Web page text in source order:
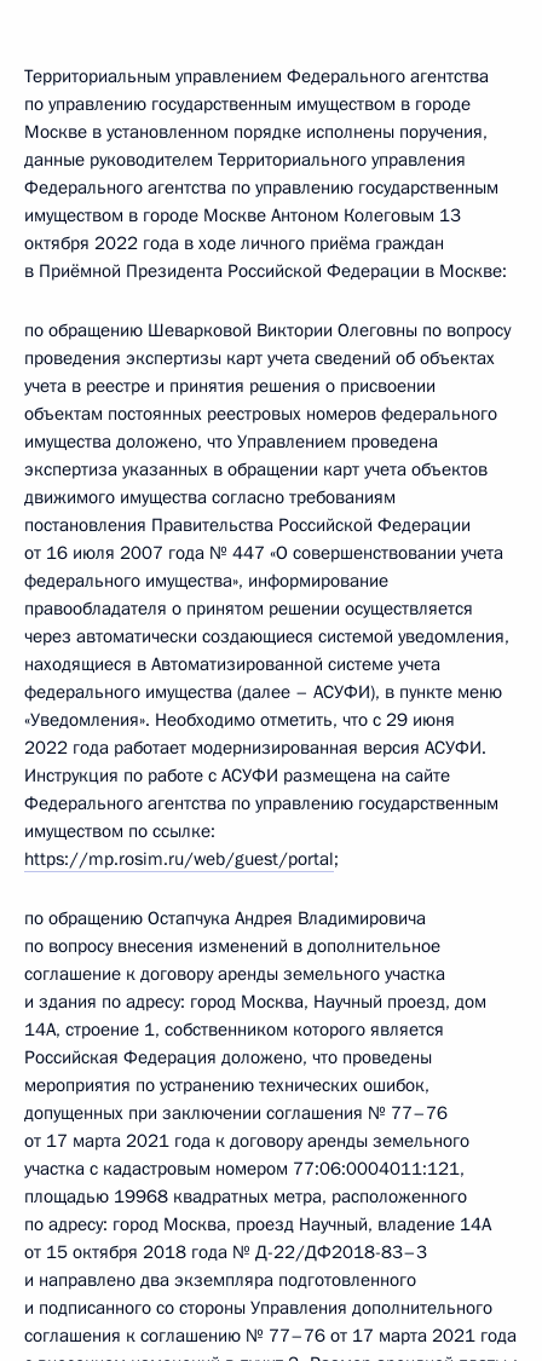
Территориальным управлением Федерального агентства
по управлению государственным имуществом в городе
Москве в установленном порядке исполнены поручения,
данные руководителем Территориального управления
Федерального агентства по управлению государственным
имуществом в городе Москве Антоном Колеговым 13
октября 2022 года в ходе личного приёма граждан
в Приёмной Президента Российской Федерации в Москве:
по обращению Шеварковой Виктории Олеговны по вопросу
проведения экспертизы карт учета сведений об объектах
учета в реестре и принятия решения о присвоении
объектам постоянных реестровых номеров федерального
имущества доложено, что Управлением проведена
экспертиза указанных в обращении карт учета объектов
движимого имущества согласно требованиям
постановления Правительства Российской Федерации
от 16 июля 2007 года № 447 «О совершенствовании учета
федерального имущества», информирование
правообладателя о принятом решении осуществляется
через автоматически создающиеся системой уведомления,
находящиеся в Автоматизированной системе учета
федерального имущества (далее – АСУФИ), в пункте меню
«Уведомления». Необходимо отметить, что с 29 июня
2022 года работает модернизированная версия АСУФИ.
Инструкция по работе с АСУФИ размещена на сайте
Федерального агентства по управлению государственным
имуществом по ссылке:
https://mp.rosim.ru/web/guest/portal;
по обращению Остапчука Андрея Владимировича
по вопросу внесения изменений в дополнительное
соглашение к договору аренды земельного участка
и здания по адресу: город Москва, Научный проезд, дом
14А, строение 1, собственником которого является
Российская Федерация доложено, что проведены
мероприятия по устранению технических ошибок,
допущенных при заключении соглашения № 77–76
от 17 марта 2021 года к договору аренды земельного
участка с кадастровым номером 77:06:0004011:121,
площадью 19968 квадратных метра, расположенного
по адресу: город Москва, проезд Научный, владение 14А
от 15 октября 2018 года № Д-22/ДФ2018-83–3
и направлено два экземпляра подготовленного
и подписанного со стороны Управления дополнительного
соглашения к соглашению № 77–76 от 17 марта 2021 года